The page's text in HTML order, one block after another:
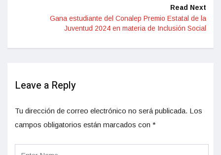
Read Next
Gana estudiante del Conalep Premio Estatal de la
Juventud 2024 en materia de Inclusión Social
Leave a Reply
Tu dirección de correo electrónico no será publicada. Los
campos obligatorios están marcados con *